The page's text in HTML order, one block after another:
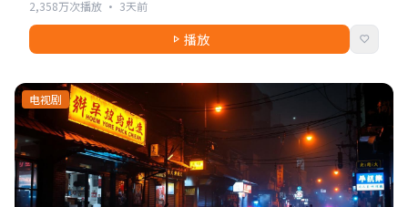
2,358万次播放 · 3天前
播放
电视剧